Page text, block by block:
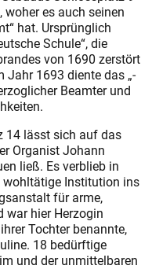
es auch seinen
hat. Ursprünglich
Schule“, die
von 1690 zerstört
Jahr 1693 diente das „­
Beamter und
14 lässt sich auf das
Organist Johann
ließ. Es verblieb in
wohltätige Institution ins
für arme,
war hier Herzogin
Tochter benannte,
18 bedürftige
und der unmittelbaren